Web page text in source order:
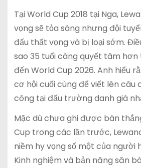
Tại World Cup 2018 tại Nga,
vọng sẽ tỏa sáng nhưng đội
đấu thất vọng và bị loại sớm.
sao 35 tuổi càng quyết tâm
đến World Cup 2026. Anh hiểu
cơ hội cuối cùng để viết lên câu
công tại đấu trường danh giá
Mặc dù chưa ghi được bàn
Cup trong các lần trước,
niềm hy vọng số một của người
Kinh nghiệm và bản năng săn